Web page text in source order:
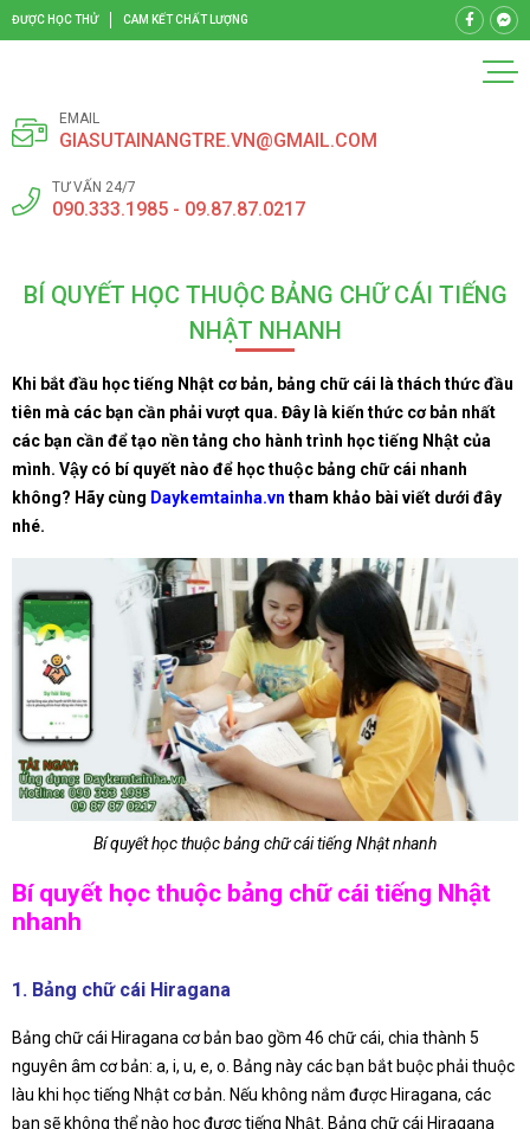
ĐƯỢC HỌC THỬ CAM KẾT CHẤT LƯỢNG
EMAIL
GIASUTAINANGTRE.VN@GMAIL.COM
TƯ VẤN 24/7
090.333.1985 - 09.87.87.0217
BÍ QUYẾT HỌC THUỘC BẢNG CHỮ CÁI TIẾNG
NHẬT NHANH
Khi bắt đầu học tiếng Nhật cơ bản, bảng chữ cái là thách thức đầu
tiên mà các bạn cần phải vượt qua. Đây là kiến thức cơ bản nhất
các bạn cần để tạo nền tảng cho hành trình học tiếng Nhật của
mình. Vậy có bí quyết nào để học thuộc bảng chữ cái nhanh
không? Hãy cùng Daykemtainha.vn tham khảo bài viết dưới đây
nhé.
Bí quyết học thuộc bảng chữ cái tiếng Nhật nhanh
Bí quyết học thuộc bảng chữ cái tiếng Nhật
nhanh
1. Bảng chữ cái Hiragana
Bảng chữ cái Hiragana cơ bản bao gồm 46 chữ cái, chia thành 5
nguyên âm cơ bản: a, i, u, e, o. Bảng này các bạn bắt buộc phải thuộc
làu khi học tiếng Nhật cơ bản. Nếu không nắm được Hiragana, các
bạn sẽ không thể nào học được tiếng Nhật. Bảng chữ cái Hiragana